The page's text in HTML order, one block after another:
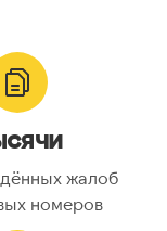
жалоб
номеров